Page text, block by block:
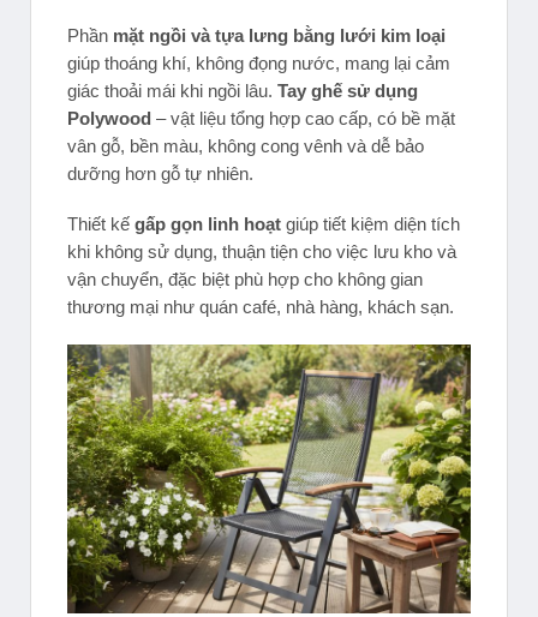
Phần mặt ngồi và tựa lưng bằng lưới kim loại
giúp thoáng khí, không đọng nước, mang lại cảm
giác thoải mái khi ngồi lâu. Tay ghế sử dụng
Polywood – vật liệu tổng hợp cao cấp, có bề mặt
vân gỗ, bền màu, không cong vênh và dễ bảo
dưỡng hơn gỗ tự nhiên.
Thiết kế gấp gọn linh hoạt giúp tiết kiệm diện tích
khi không sử dụng, thuận tiện cho việc lưu kho và
vận chuyển, đặc biệt phù hợp cho không gian
thương mại như quán café, nhà hàng, khách sạn.